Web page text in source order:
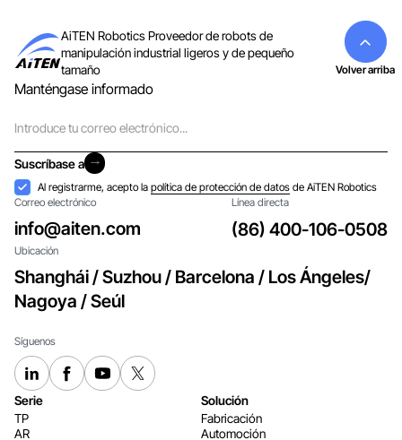
AiTEN Robotics Proveedor de robots de
manipulación industrial ligeros y de pequeño
tamaño
Manténgase informado
electrónico
Suscríbase a
Suscríbase a
Aceptación
Al registrarme, acepto lapolítica de protección de datos de AiTEN Robotics
Correo electrónico
info@aiten.com
Línea directa
(86) 400-106-0508
Ubicación
Shanghái / Suzhou / Barcelona / Los Ángeles/
Nagoya / Seúl
Síguenos
Serie
TP
AR
Solución
Fabricación
Automoción
Volver arriba